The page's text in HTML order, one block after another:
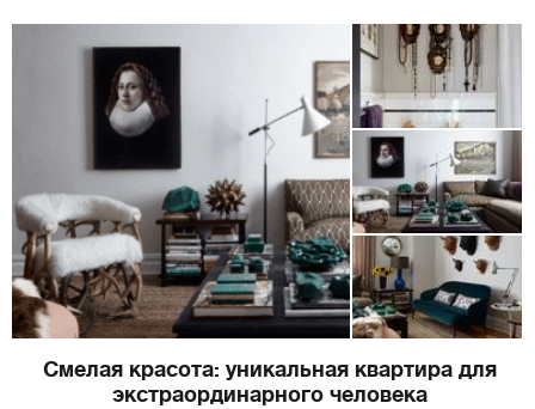
Смелая красота: уникальная квартира для
экстраординарного человека